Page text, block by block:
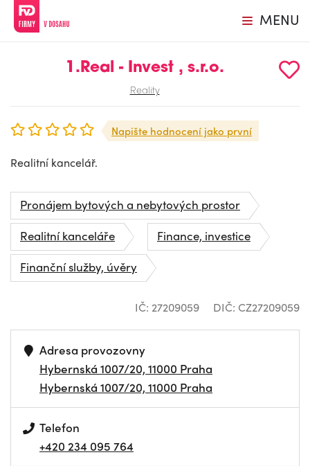
MENU
1.Real - Invest , s.r.o.
Reality
Napište hodnocení jako první
Realitní kancelář.
Pronájem bytových a nebytových prostor
Realitní kanceláře
Finance, investice
Finanční služby, úvěry
IČ: 27209059 DIČ: CZ27209059
Adresa provozovny
Hybernská 1007/20, 11000 Praha
Hybernská 1007/20, 11000 Praha
Telefon
+420 234 095 764